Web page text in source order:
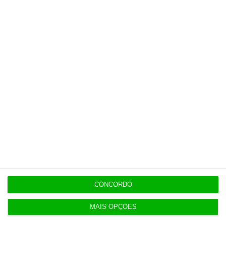
MAIS OPÇÕES
CONCORDO
Newsletters
Receba gratuitamente informação económica de
referência